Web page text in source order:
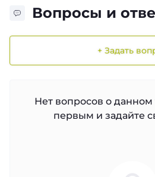
Вопросы и
+ Задать
Нет вопросов о данном
первым и задайте